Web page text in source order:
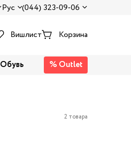
Рус (044) 323-09-06
Вишлист Корзина
Обувь
% Outlet
2 товара